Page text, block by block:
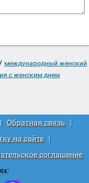
международный женский
с женским днем
| Обратная связь |
на сайте
|
соглашение